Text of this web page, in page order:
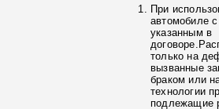
При
автомобиле
указанным в
только на
вызванные
браком или
технологии
подлежащие